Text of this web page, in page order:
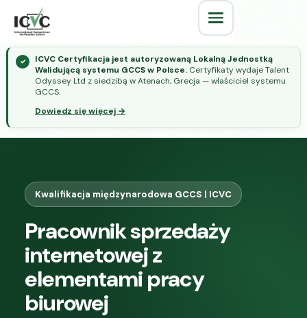
✓
ICVC Certyfikacja jest autoryzowaną Lokalną Jednostką
Walidującą systemu GCCS w Polsce. Certyfikaty wydaje Talent
Odyssey Ltd z siedzibą w Atenach, Grecja — właściciel systemu
GCCS.
Dowiedz się więcej →
Kwalifikacja międzynarodowa GCCS | ICVC
Pracownik sprzedaży
internetowej z
elementami pracy
biurowej